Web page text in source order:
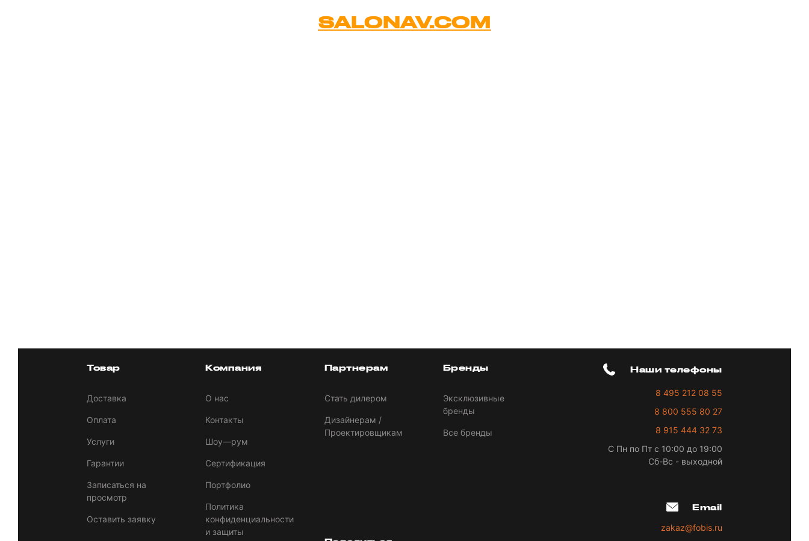
SALONAV.COM
Товар
Доставка
Оплата
Услуги
Гарантии
Записаться на
просмотр
Оставить заявку
Компания
О нас
Контакты
Шоу—рум
Сертификация
Портфолио
Политика
конфиденциальности
и защиты
Партнерам
Стать дилером
Дизайнерам /
Проектировщикам
Бренды
Эксклюзивные
бренды
Все бренды
Наши телефоны
8 495 212 08 55
8 800 555 80 27
8 915 444 32 73
С Пн по Пт с 10:00 до 19:00
Сб-Вс - выходной
Email
zakaz@fobis.ru